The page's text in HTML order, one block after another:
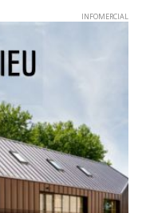
INFOMERCIAL